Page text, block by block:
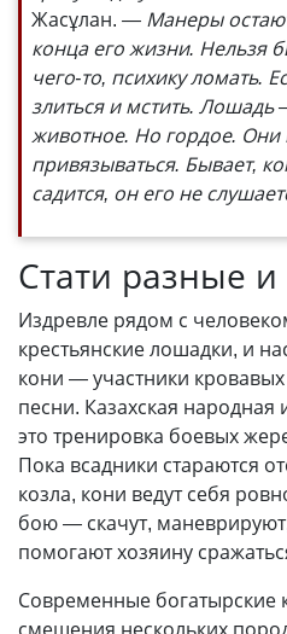
Жасұлан. — Манеры
конца его жизни. Нельзя
чего-то, психику ломать.
злиться и мстить. Лошадь
животное. Но гордое. Они
привязываться. Бывает,
садится, он его не
Стати разные
Издревле рядом с
крестьянские лошадки, и
кони — участники
песни. Казахская народная
это тренировка боевых
Пока всадники стараются
козла, кони ведут себя
бою — скачут,
помогают хозяину
Современные богатырские
смешения нескольких